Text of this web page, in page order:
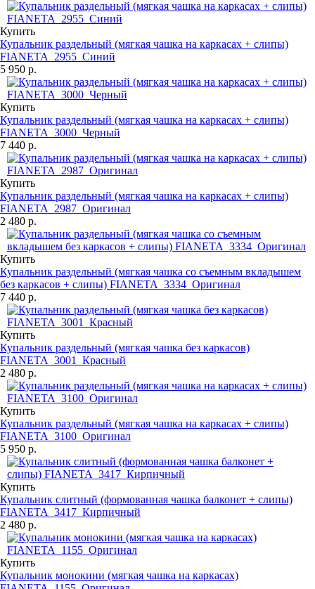
Купить
Купальник раздельный (мягкая чашка на каркасах + слипы)
FIANETA_2955_Синий
5 950 р.
Купить
Купальник раздельный (мягкая чашка на каркасах + слипы)
FIANETA_3000_Черный
7 440 р.
Купить
Купальник раздельный (мягкая чашка на каркасах + слипы)
FIANETA_2987_Оригинал
2 480 р.
Купить
Купальник раздельный (мягкая чашка со съемным вкладышем
без каркасов + слипы) FIANETA_3334_Оригинал
7 440 р.
Купить
Купальник раздельный (мягкая чашка без каркасов)
FIANETA_3001_Красный
2 480 р.
Купить
Купальник раздельный (мягкая чашка на каркасах + слипы)
FIANETA_3100_Оригинал
5 950 р.
Купить
Купальник слитный (формованная чашка балконет + слипы)
FIANETA_3417_Кирпичный
2 480 р.
Купить
Купальник монокини (мягкая чашка на каркасах)